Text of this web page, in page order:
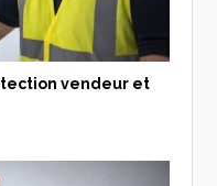
vendeur et